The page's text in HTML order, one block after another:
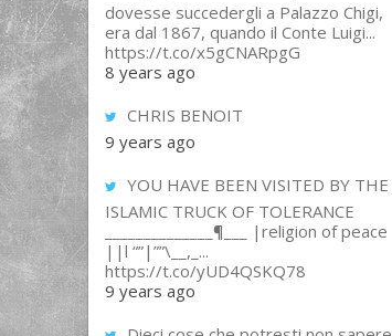
dovesse succedergli a Palazzo Chigi,
era dal 1867, quando il Conte Luigi...
https://t.co/x5gCNARpgG
8 years ago
CHRIS BENOIT
9 years ago
YOU HAVE BEEN VISITED BY THE
ISLAMIC TRUCK OF TOLERANCE
______________¶___ |religion of peace
||l “”|””\__,_...
https://t.co/yUD4QSKQ78
9 years ago